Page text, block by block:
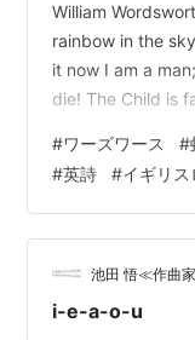
William
rainbow in the
it now I am a
die! The Child is
#ワーズワース #
#英詩 #イギリス
池田 悟≪作曲
i-e-a-o-u